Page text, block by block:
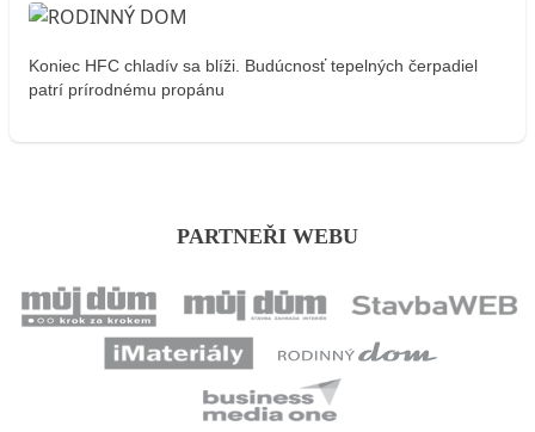
Koniec HFC chladív sa blíži. Budúcnosť tepelných čerpadiel
patrí prírodnému propánu
PARTNEŘI WEBU